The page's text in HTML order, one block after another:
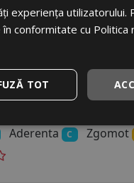
111V
Aderenta C Zgomot
experiența utilizatorului.
conformitate cu Politica
TOT